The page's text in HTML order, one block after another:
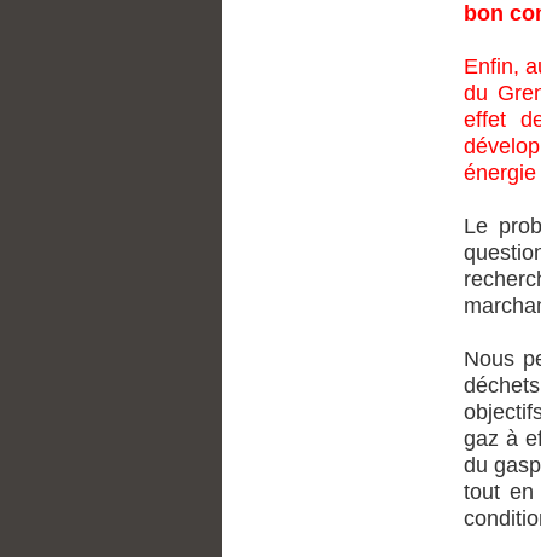
bon
Enfin,
du
effet
Le
Nous
gaz à
du
tout en